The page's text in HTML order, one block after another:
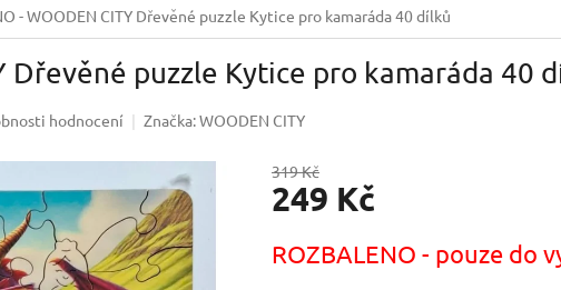
- WOODEN CITY Dřevěné puzzle Kytice pro kamaráda 40 dílků
Dřevěné puzzle Kytice pro kamaráda 40
hodnocení Značka:WOODEN CITY
319 Kč
249 Kč
cena:
ROZBALENO - pouze do